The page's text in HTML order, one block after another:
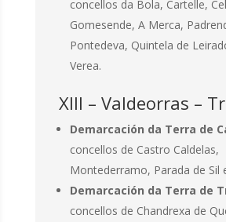
concellos da Bola, Cartelle,
Gomesende, A Merca,
Pontedeva, Quintela de
Verea.
XIII – Valdeorras –
Demarcación da Terra de
concellos de Castro Caldelas,
Montederramo, Parada de Sil
Demarcación da Terra de
concellos de Chandrexa de